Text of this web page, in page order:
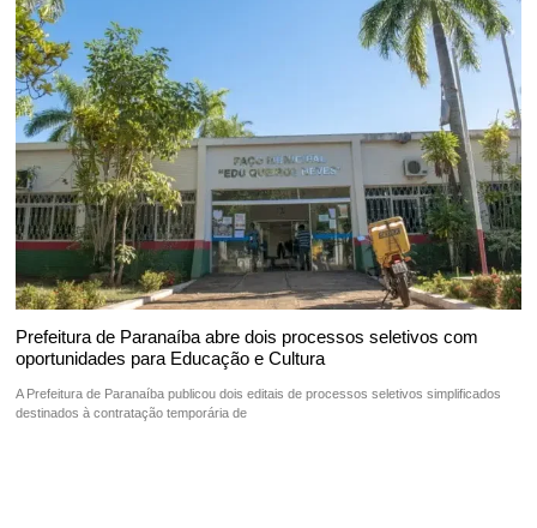
Prefeitura de Paranaíba abre dois processos seletivos com
oportunidades para Educação e Cultura
A Prefeitura de Paranaíba publicou dois editais de processos seletivos simplificados
destinados à contratação temporária de